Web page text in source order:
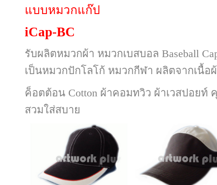
แบบหมวกแก๊ป
iCap-BC
รับผลิตหมวกผ้า หมวกเบสบอล Baseball
เป็นหมวกปักโลโก้ หมวกกีฬา ผลิตจากเนื้อ
ค็อตต้อน Cotton ผ้าคอมทวิว ผ้าเวสปอย
สวมใส่สบาย